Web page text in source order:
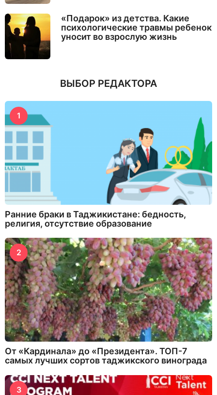
«Подарок» из детства. Какие
психологические травмы ребенок
уносит во взрослую жизнь
ВЫБОР РЕДАКТОРА
1
Ранние браки в Таджикистане: бедность,
религия, отсутствие образование
2
От «Кардинала» до «Президента». ТОП-7
самых лучших сортов таджикского винограда
3